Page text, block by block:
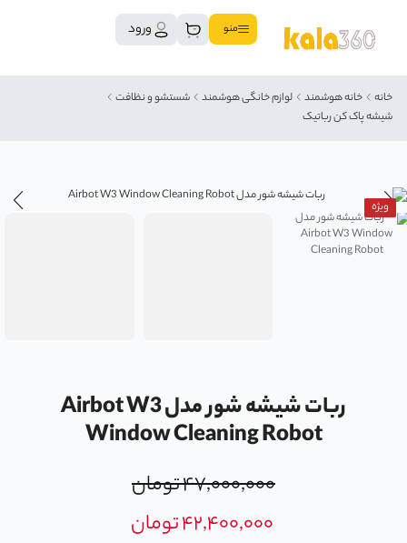
منو ورود
خانه خانه هوشمند لوازم خانگی هوشمند
شستشو و نظافت
شیشه پاک کن رباتیک
ویژه
ربات شیشه‌ شور مدل Airbot W3
Window Cleaning Robot
۴۷,۰۰۰,۰۰۰تومان
۴۲,۴۰۰,۰۰۰تومان